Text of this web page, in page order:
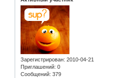
Зарегистрирован: 2010-04-21
Приглашений: 0
Сообщений: 379